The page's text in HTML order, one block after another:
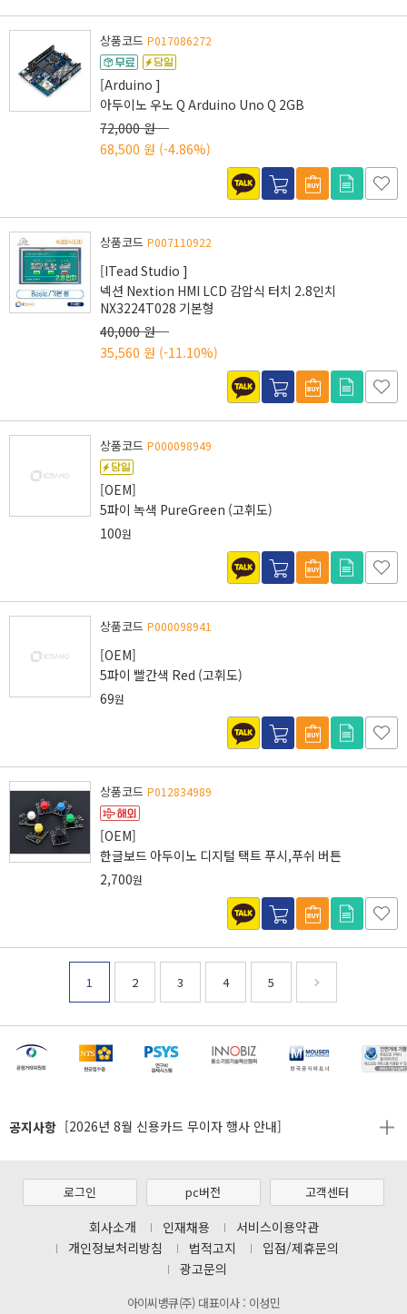
상품코드 P017086272
[Arduino ]
아두이노 우노 Q Arduino Uno Q 2GB
72,000 원
68,500 원 (-4.86%)
상품코드 P007110922
[ITead Studio ]
넥션 Nextion HMI LCD 감압식 터치 2.8인치
NX3224T028 기본형
40,000 원
35,560 원 (-11.10%)
상품코드 P000098949
[OEM]
5파이 녹색 PureGreen (고휘도)
100원
상품코드 P000098941
[OEM]
5파이 빨간색 Red (고휘도)
69원
상품코드 P012834989
[OEM]
한글보드 아두이노 디지털 택트 푸시,푸쉬 버튼
2,700원
1 2 3 4 5
공지사항 [2026년 8월 신용카드 무이자 행사 안내]
[마일리지 적립 및 사용 정책 개편 안내]
[2026년 8월 신용카드 무이자 행사 안내]
제31기 정기주주총회 소집통지서
로그인 pc버전 고객센터
회사소개 인재채용
서비스이용약관
개인정보처리방침
법적고지
입점/제휴문의
광고문의
아이씨뱅큐(주) 대표이사 : 이성민